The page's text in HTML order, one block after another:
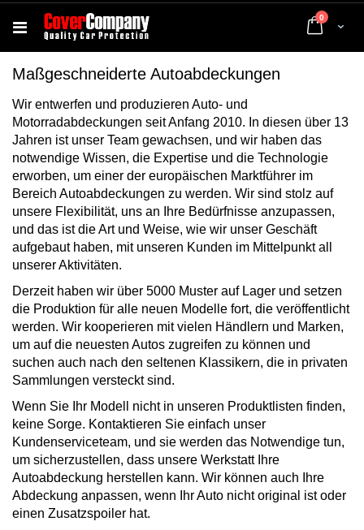
Cart
0 Artikel
Maßgeschneiderte Autoabdeckungen
Wir entwerfen und produzieren Auto- und
Motorradabdeckungen seit Anfang 2010. In diesen über 13
Jahren ist unser Team gewachsen, und wir haben das
notwendige Wissen, die Expertise und die Technologie
erworben, um einer der europäischen Marktführer im
Bereich Autoabdeckungen zu werden. Wir sind stolz auf
unsere Flexibilität, uns an Ihre Bedürfnisse anzupassen,
und das ist die Art und Weise, wie wir unser Geschäft
aufgebaut haben, mit unseren Kunden im Mittelpunkt all
unserer Aktivitäten.
Derzeit haben wir über 5000 Muster auf Lager und setzen
die Produktion für alle neuen Modelle fort, die veröffentlicht
werden. Wir kooperieren mit vielen Händlern und Marken,
um auf die neuesten Autos zugreifen zu können und
suchen auch nach den seltenen Klassikern, die in privaten
Sammlungen versteckt sind.
Wenn Sie Ihr Modell nicht in unseren Produktlisten finden,
keine Sorge. Kontaktieren Sie einfach unser
Kundenserviceteam, und sie werden das Notwendige tun,
um sicherzustellen, dass unsere Werkstatt Ihre
Autoabdeckung herstellen kann. Wir können auch Ihre
Abdeckung anpassen, wenn Ihr Auto nicht original ist oder
einen Zusatzspoiler hat.